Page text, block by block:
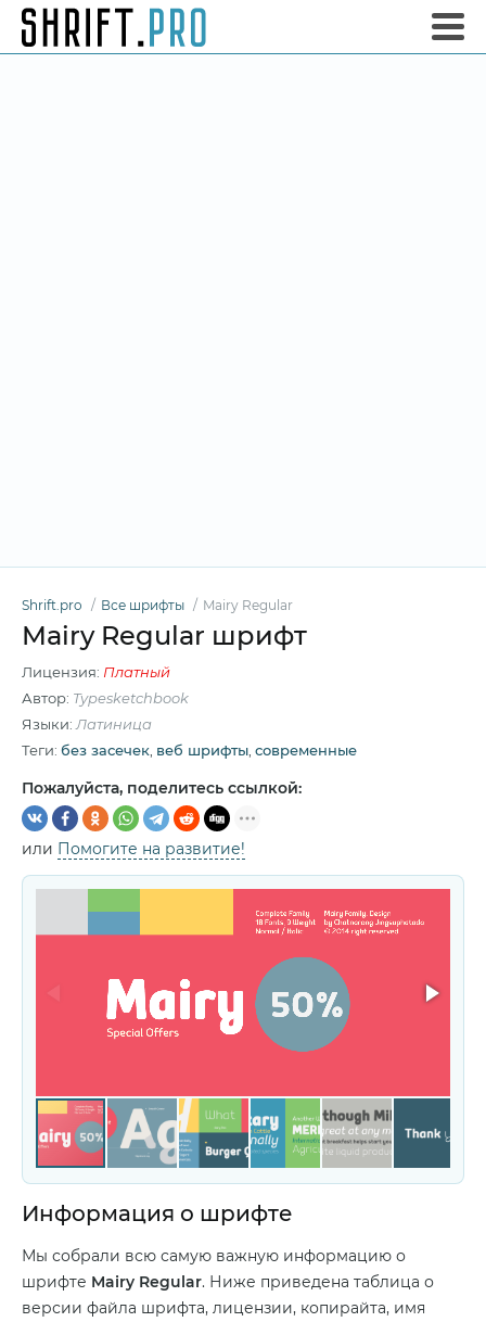
Shrift.pro Все шрифты Mairy Regular
Mairy Regular шрифт
Лицензия: Платный
Автор: Typesketchbook
Языки: Латиница
Теги: без засечек веб шрифты современные
Пожалуйста, поделитесь ссылкой:
или Помогите на развитие!
Информация о шрифте
Мы собрали всю самую важную информацию о
шрифте Mairy Regular. Ниже приведена таблица о
версии файла шрифта, лицензии, копирайта, имя